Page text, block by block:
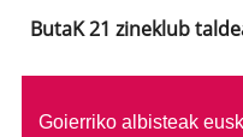
ButaK 21 zineklub
Goierriko albisteak